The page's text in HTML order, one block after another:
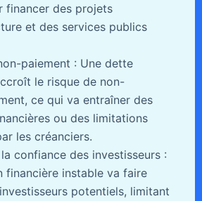
financer des projets
et des services publics
paiement : Une dette
le risque de non-
ce qui va entraîner des
ou des limitations
les créanciers.
confiance des investisseurs :
financière instable va faire
potentiels, limitant